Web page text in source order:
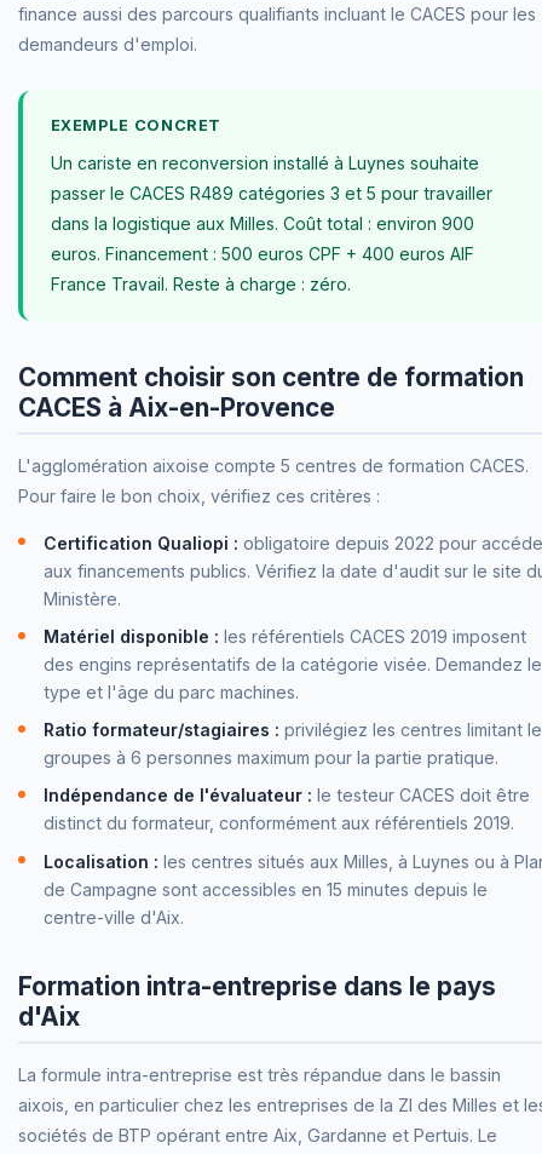
finance aussi des parcours qualifiants incluant le CACES pour les
demandeurs d'emploi.
EXEMPLE CONCRET
Un cariste en reconversion installé à Luynes souhaite
passer le CACES R489 catégories 3 et 5 pour travailler
dans la logistique aux Milles. Coût total : environ 900
euros. Financement : 500 euros CPF + 400 euros AIF
France Travail. Reste à charge : zéro.
Comment choisir son centre de formation
CACES à Aix-en-Provence
L'agglomération aixoise compte 5 centres de formation CACES.
Pour faire le bon choix, vérifiez ces critères :
Certification Qualiopi : obligatoire depuis 2022 pour
aux financements publics. Vérifiez la date d'audit sur le site
Ministère.
Matériel disponible : les référentiels CACES 2019 imposent
des engins représentatifs de la catégorie visée. Demandez le
type et l'âge du parc machines.
Ratio formateur/stagiaires : privilégiez les centres limitant
groupes à 6 personnes maximum pour la partie pratique.
Indépendance de l'évaluateur : le testeur CACES doit être
distinct du formateur, conformément aux référentiels 2019.
Localisation : les centres situés aux Milles, à Luynes ou à
de Campagne sont accessibles en 15 minutes depuis le
centre-ville d'Aix.
Formation intra-entreprise dans le pays
d'Aix
La formule intra-entreprise est très répandue dans le bassin
aixois, en particulier chez les entreprises de la ZI des Milles et
sociétés de BTP opérant entre Aix, Gardanne et Pertuis. Le